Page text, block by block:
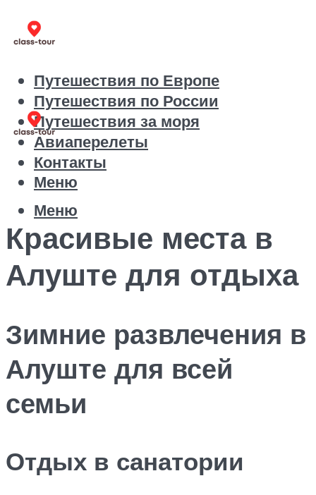
Путешествия по Европе
Путешествия по России
Путешествия за моря
Авиаперелеты
Контакты
Меню
Меню
Красивые места в
Алуште для отдыха
Зимние развлечения в
Алуште для всей
семьи
Отдых в санатории